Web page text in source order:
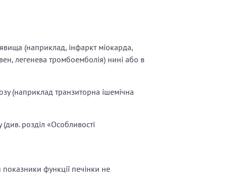
(наприклад, інфаркт міокарда,
легенева тромбоемболія) нині або в
(наприклад транзиторна ішемічна
розділ «Особливості
функції печінки не